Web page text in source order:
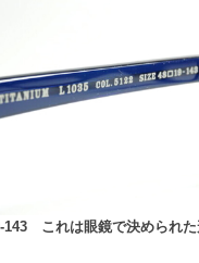
143 これは眼鏡で決められ